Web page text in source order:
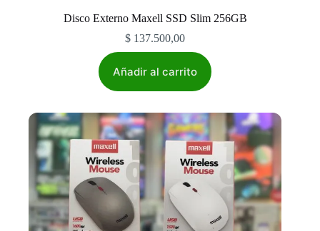
Disco Externo Maxell SSD Slim 256GB
$ 137.500,00
Añadir al carrito